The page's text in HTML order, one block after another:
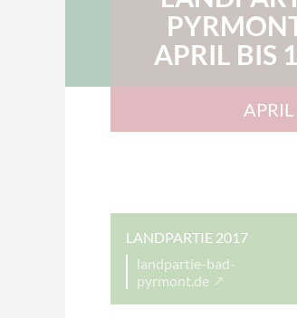
APRIL BIS
LANDPARTIE 2017
landpartie-bad-
pyrmont.de